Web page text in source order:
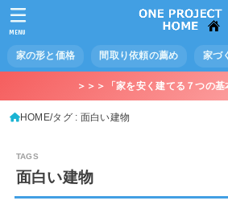
家の形と価格 間取り依頼の薦め 家づ
MENU
＞＞＞「家を安く建てる７つの
HOME タグ : 面白い建物
面白い建物